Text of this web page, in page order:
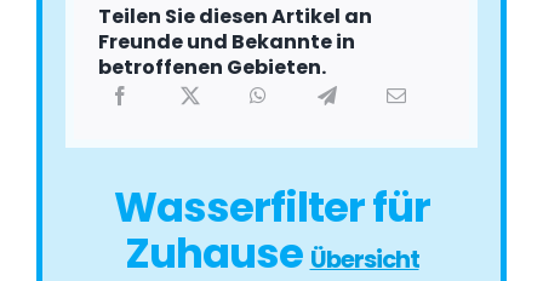
Teilen Sie diesen Artikel an
Freunde und Bekannte in
betroffenen Gebieten.
Wasserfilter für
ZuhauseÜbersicht